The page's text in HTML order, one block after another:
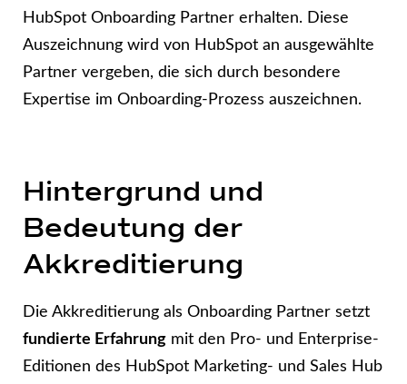
HubSpot Onboarding Partner erhalten. Diese
Auszeichnung wird von HubSpot an ausgewählte
Partner vergeben, die sich durch besondere
Expertise im Onboarding-Prozess auszeichnen.
Hintergrund und
Bedeutung der
Akkreditierung
Die Akkreditierung als Onboarding Partner setzt
fundierte Erfahrung mit den Pro- und Enterprise-
Editionen des HubSpot Marketing- und Sales Hub